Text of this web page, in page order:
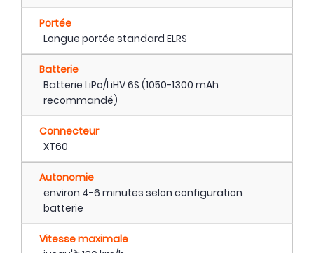
Portée
Longue portée standard ELRS
Batterie
Batterie LiPo/LiHV 6S (1050-1300 mAh
recommandé)
Connecteur
XT60
Autonomie
environ 4-6 minutes selon configuration
batterie
Vitesse maximale